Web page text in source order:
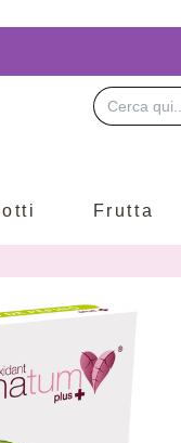
Buscar:
Frutta